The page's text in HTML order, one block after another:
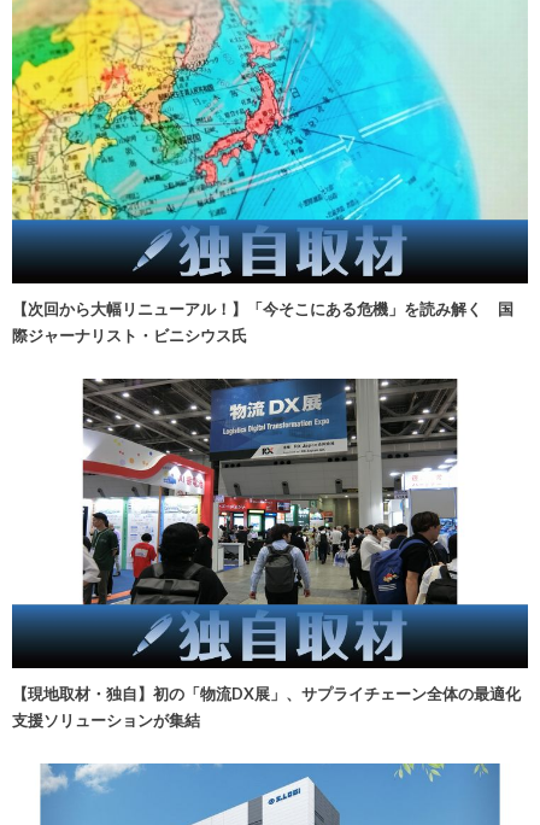
【次回から大幅リニューアル！】「今そこにある危機」を読み解く 国
際ジャーナリスト・ビニシウス氏
【現地取材・独自】初の「物流DX展」、サプライチェーン全体の最適化
支援ソリューションが集結